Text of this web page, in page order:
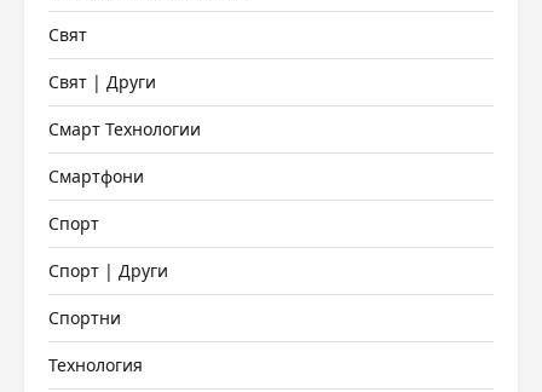
Свят
Свят | Други
Смарт Технологии
Смартфони
Спорт
Спорт | Други
Спортни
Технология